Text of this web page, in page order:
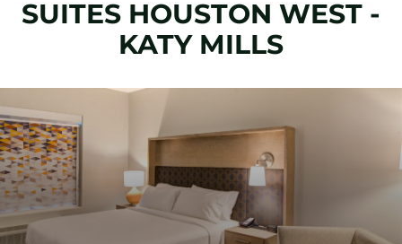
SUITES HOUSTON WEST -
KATY MILLS